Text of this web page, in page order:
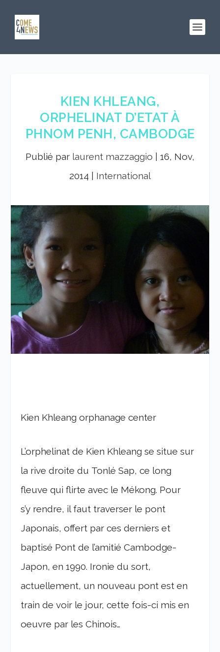
KIEN KHLEANG,
ORPHELINAT D’ETAT À
PHNOM PENH, CAMBODGE
Publié par laurent mazzaggio
16, Nov,
2014
International
Kien Khleang orphanage center
L’orphelinat de Kien Khleang se situe sur
la rive droite du Tonlé Sap, ce long
fleuve qui flirte avec le Mékong. Pour
s’y rendre, il faut traverser le pont
Japonais, offert par ces derniers et
baptisé Pont de l’amitié Cambodge-
Japon, en 1990. Ironie du sort,
actuellement, un nouveau pont est en
train de voir le jour, cette fois-ci mis en
oeuvre par les Chinois…